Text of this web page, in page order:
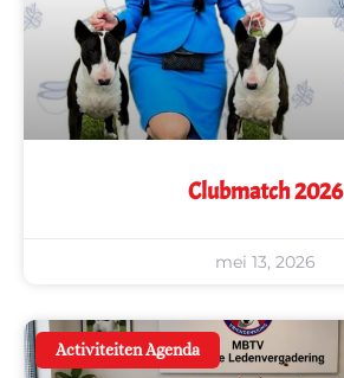
Clubmatch 2026
mei 13, 2026
Activiteiten Agenda